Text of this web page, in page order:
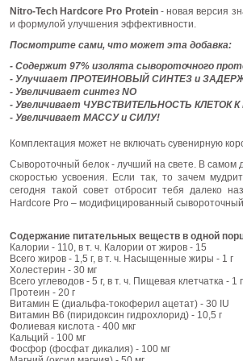
Nitro-Tech Hardcore Pro Protein- новая версия
и формулой улучшения эффективности.
Посмотрите сами, что может эта добавка:
- Содержит 97% изолята сывороточного
- Улучшает ПРОТЕИНОВЫЙ СИНТЕЗ и
- Увеличивает синтез NO
- Увеличивает ЧУВСТВИТЕЛЬНОСТЬ КЛЕТОК
- Увеличивает МАССУ и СИЛУ!
Комплектация может не включать сувенирную
Сывороточный белок - лучший на свете. В самом
скоростью усвоения. Если так, то зачем
сегодня такой совет отбросит тебя далеко
Hardcore Pro – модифицированный
Содержание питательных веществ в одной
Калории - 110, в т. ч. Калории от жиров - 15
Всего жиров - 1,5 г, в т. ч. Насыщенные жиры - 1 г
Холестерин - 30 мг
Всего углеводов - 5 г, в т. ч. Пищевая клетчатка - 1
Протеин - 20 г
Витамин Е (диальфа-токоферил ацетат) - 30 IU
Витамин В6 (пиридоксин гидрохлорид) - 10,5 г
Фолиевая кислота - 400 мкг
Кальций - 100 мг
Фосфор (фосфат дикалия) - 100 мг